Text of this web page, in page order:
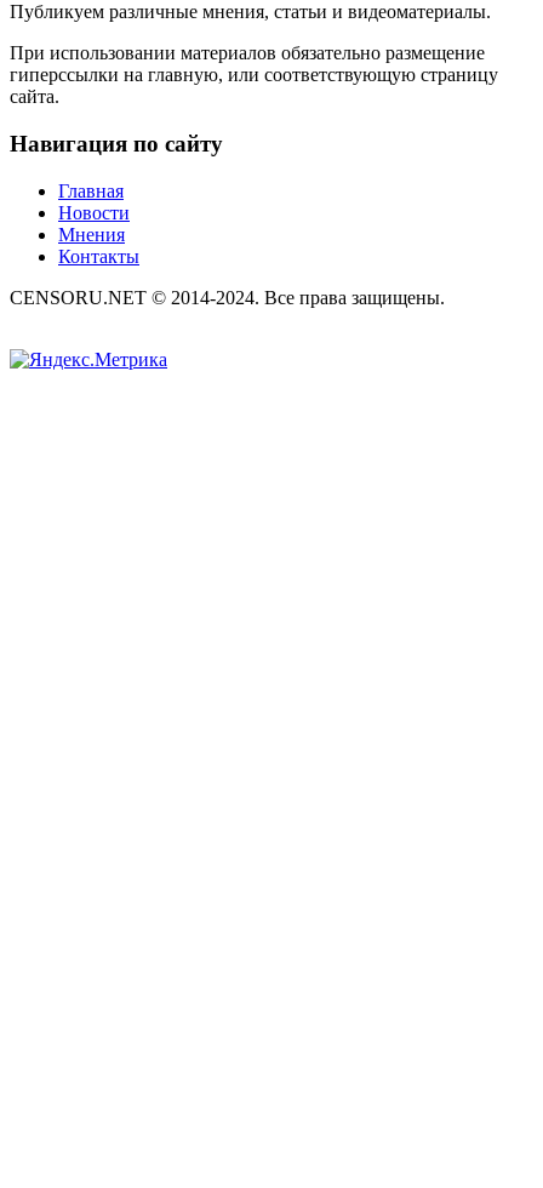
Публикуем различные мнения, статьи и видеоматериалы.
При использовании материалов обязательно размещение
гиперссылки на главную, или соответствующую страницу
сайта.
Навигация по сайту
Главная
Новости
Мнения
Контакты
CENSORU.NET © 2014-2024. Все права защищены.